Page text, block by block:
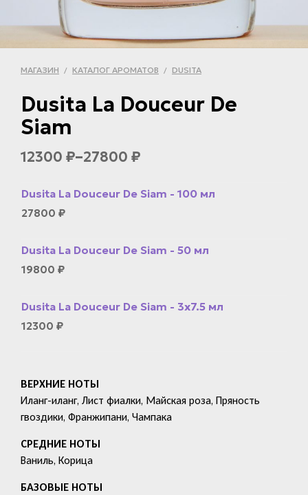
МАГАЗИН / КАТАЛОГ АРОМАТОВ / DUSITA
Dusita La Douceur De
Siam
12300 ₽–27800 ₽
Dusita La Douceur De Siam - 100 мл
27800 ₽
Dusita La Douceur De Siam - 50 мл
19800 ₽
Dusita La Douceur De Siam - 3x7.5 мл
12300 ₽
ВЕРХНИЕ НОТЫ
Иланг-иланг, Лист фиалки, Майская роза, Пряность
гвоздики, Франжипани, Чампака
СРЕДНИЕ НОТЫ
Ваниль, Корица
БАЗОВЫЕ НОТЫ